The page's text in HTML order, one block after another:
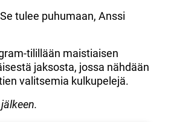
tulee puhumaan, Anssi
tilillään maistiaisen
jaksosta, jossa nähdään
valitsemia kulkupelejä.